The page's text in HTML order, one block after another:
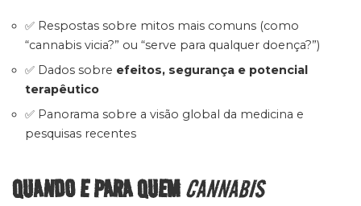
✅ Respostas sobre mitos mais comuns (como
“cannabis vicia?” ou “serve para qualquer doença?”)
✅ Dados sobre efeitos, segurança e potencial
terapêutico
✅ Panorama sobre a visão global da medicina e
pesquisas recentes
QUANDO E PARA QUEMCANNABIS